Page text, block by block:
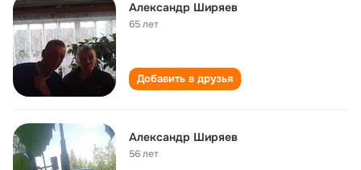
Александр Ширяев
65 лет
Добавить в друзья
Александр Ширяев
56 лет